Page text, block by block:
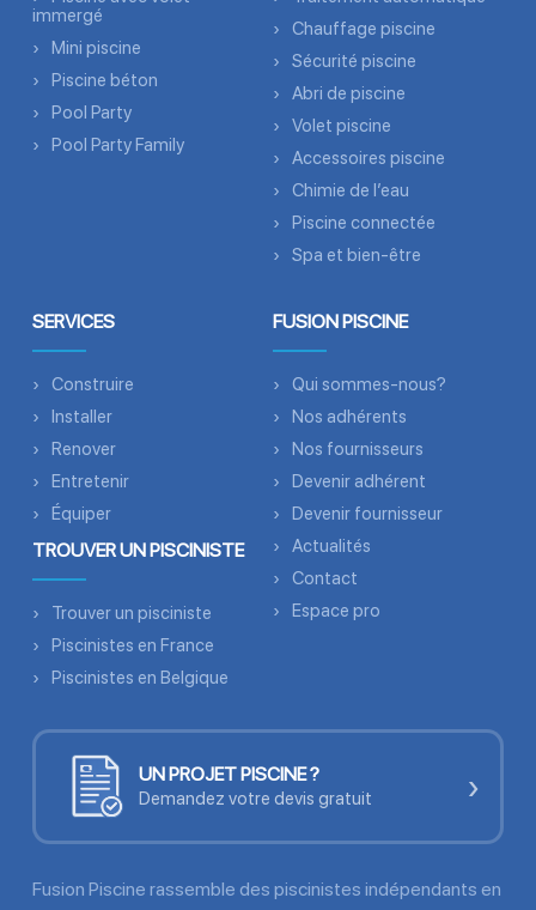
immergé
Mini piscine
Piscine béton
Pool Party
Pool Party Family
Chauffage piscine
Sécurité piscine
Abri de piscine
Volet piscine
Accessoires piscine
Chimie de l’eau
Piscine connectée
Spa et bien-être
SERVICES
Construire
Installer
Renover
Entretenir
Équiper
TROUVER UN PISCINISTE
Trouver un pisciniste
Piscinistes en France
Piscinistes en Belgique
FUSION PISCINE
Qui sommes-nous?
Nos adhérents
Nos fournisseurs
Devenir adhérent
Devenir fournisseur
Actualités
Contact
Espace pro
UN PROJET PISCINE ?
Demandez votre devis gratuit ›
Fusion Piscine rassemble des piscinistes indépendants en